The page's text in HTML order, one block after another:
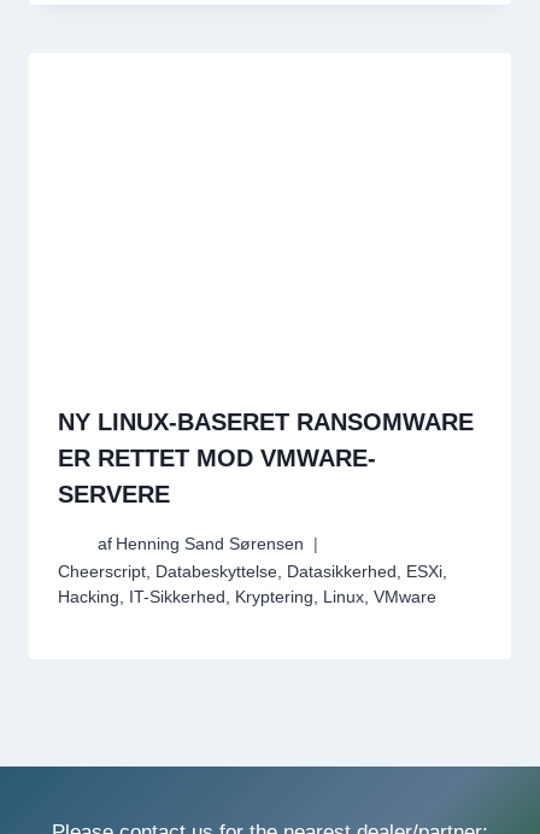
NY LINUX-BASERET RANSOMWARE
ER RETTET MOD VMWARE-
SERVERE
af Henning Sand Sørensen
Cheerscript Databeskyttelse Datasikkerhed ESXi
Hacking
IT-Sikkerhed Kryptering Linux VMware